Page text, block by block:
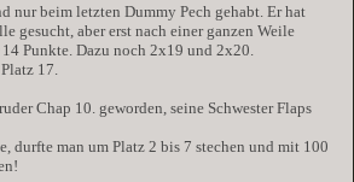
nur beim letzten Dummy Pech gehabt. Er hat
gesucht, aber erst nach einer ganzen Weile
Punkte. Dazu noch 2x19 und 2x20.
17.
Chap 10. geworden, seine Schwester Flaps
durfte man um Platz 2 bis 7 stechen und mit 100